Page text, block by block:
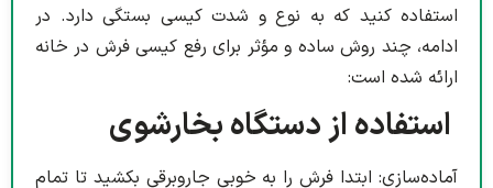
استفاده کنید که به نوع و شدت کیسی بستگی دارد. در
ادامه، چند روش ساده و مؤثر برای رفع کیسی فرش در خانه
ارائه شده است:
استفاده از دستگاه بخارشوی
آماده‌سازی: ابتدا فرش را به خوبی جاروبرقی بکشید تا تمام